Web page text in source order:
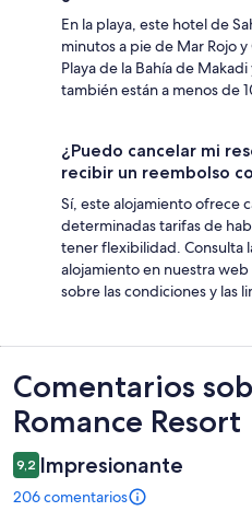
En la playa, este hotel de
minutos a pie de Mar Rojo
Playa de la Bahía de
también están a menos de
¿Puedo cancelar mi
recibir un reembolso
Sí, este alojamiento ofrece
determinadas tarifas de
tener flexibilidad. Consulta
alojamiento en nuestra
sobre las condiciones y las
Comentarios
Comentarios
Romance Resort
9,2 Impresionante
206 comentarios